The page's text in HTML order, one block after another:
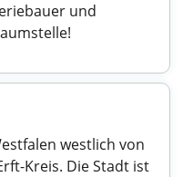
und
westlich von
Kreis. Die Stadt ist